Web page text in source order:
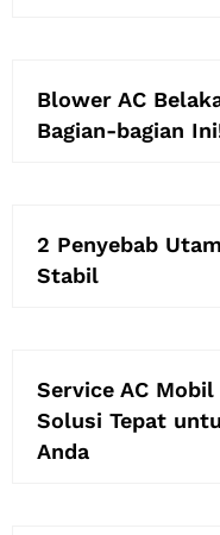
Blower AC
Bagian-bagian
2 Penyebab
Stabil
Service AC
Solusi Tepat
Anda